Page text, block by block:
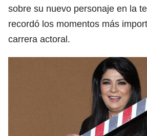
sobre su nuevo personaje en la
recordó los momentos más
carrera actoral.